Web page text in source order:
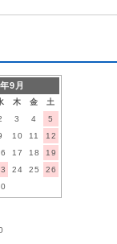
9月
木 金
土
3 4
5
10 11
12
17 18
19
24 25
26